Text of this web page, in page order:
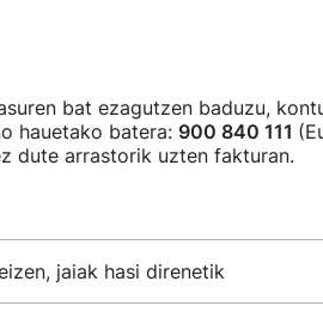
bat ezagutzen baduzu,
hauetako batera: 900 840 111
dute arrastorik uzten fakturan.
jaiak hasi direnetik